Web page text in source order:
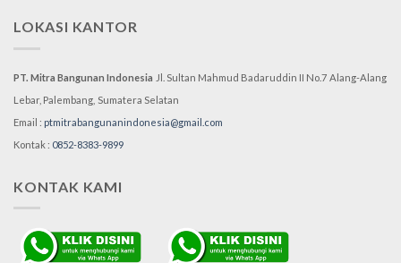
LOKASI KANTOR
PT. Mitra Bangunan Indonesia Jl. Sultan Mahmud Badaruddin II No.7 Alang-Alang
Lebar, Palembang, Sumatera Selatan
Email : ptmitrabangunanindonesia@gmail.com
Kontak : 0852-8383-9899
KONTAK KAMI